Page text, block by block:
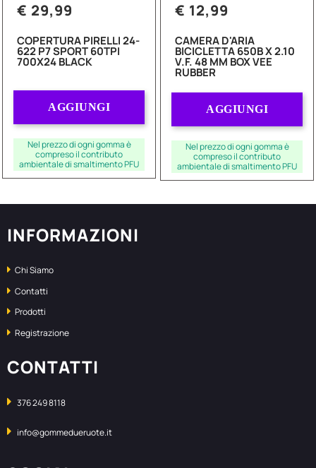
€ 29,99
COPERTURA PIRELLI 24-
622 P7 SPORT 60TPI
700X24 BLACK
AGGIUNGI
Nel prezzo di ogni gomma è
compreso il contributo
ambientale di smaltimento PFU
€ 12,99
CAMERA D'ARIA
BICICLETTA 650B X 2.10
V.F. 48 MM BOX VEE
RUBBER
AGGIUNGI
Nel prezzo di ogni gomma è
compreso il contributo
ambientale di smaltimento PFU
INFORMAZIONI
Chi Siamo
Contatti
Prodotti
Registrazione
CONTATTI
376 249 8118
info@gommedueruote.it